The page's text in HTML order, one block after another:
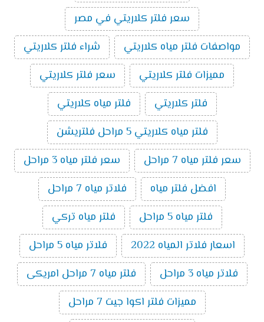
سعر فلتر كلاريتي في مصر
مواصفات فلتر مياه كلاريتي
شراء فلتر كلاريتي
مميزات فلتر كلاريتي
سعر فلتر كلاريتي
فلتر كلاريتي
فلتر مياه كلاريتي
فلتر مياه كلاريتي 5 مراحل فلتريشن
سعر فلتر مياه 7 مراحل
سعر فلتر مياه 3 مراحل
افضل فلتر مياه
فلاتر مياه 7 مراحل
فلتر مياه 5 مراحل
فلتر مياه تركي
اسعار فلاتر المياه 2022
فلاتر مياه 5 مراحل
فلاتر مياه 3 مراحل
فلتر مياه 7 مراحل امريكى
مميزات فلتر اكوا جيت 7 مراحل